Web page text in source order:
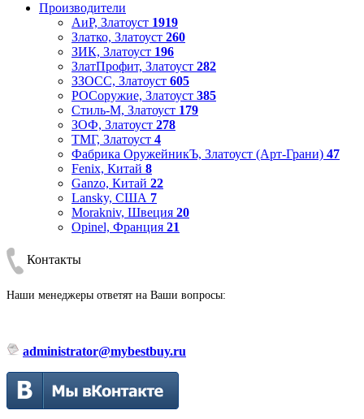
Производители
АиР, Златоуст 1919
Златко, Златоуст 260
ЗИК, Златоуст 196
ЗлатПрофит, Златоуст 282
ЗЗОСС, Златоуст 605
РОСоружие, Златоуст 385
Стиль-М, Златоуст 179
ЗОФ, Златоуст 278
ТМГ, Златоуст 4
Фабрика ОружейникЪ, Златоуст (Арт-Грани) 47
Fenix, Китай 8
Ganzo, Китай 22
Lansky, США 7
Morakniv, Швеция 20
Opinel, Франция 21
Контакты
Наши менеджеры ответят на Ваши вопросы:
administrator@mybestbuy.ru